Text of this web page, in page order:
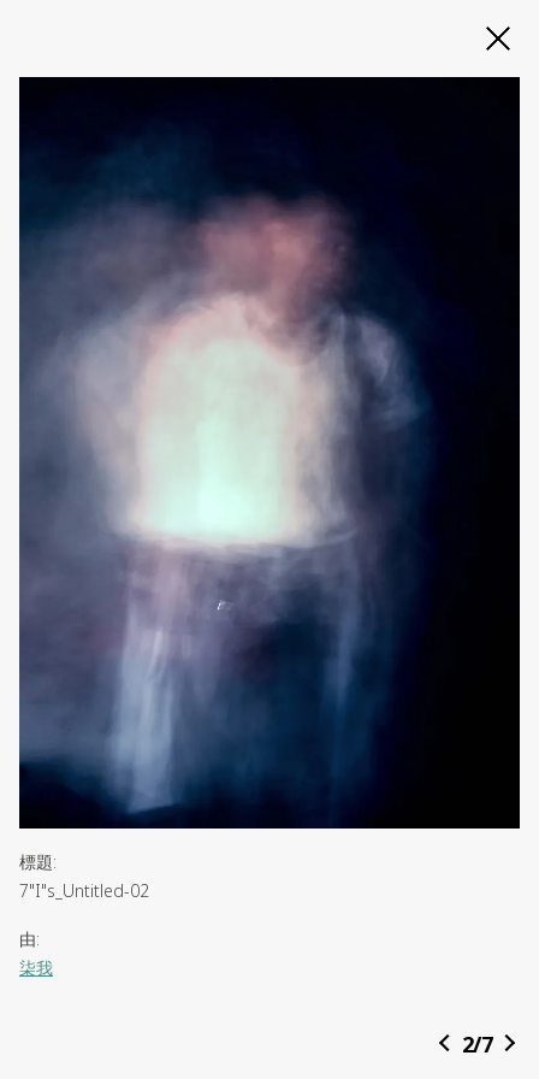
標題:
7"I"s_Untitled-02
由:
柒我
文思琼／Cking／中國人／魔羯座／無奈接線生／愛笑女兒／親切朋
2/7